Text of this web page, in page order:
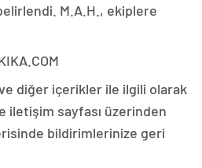
M.A.H., ekiplere
diğer içerikler ile ilgili olarak
iletişim sayfası üzerinden
bildirimlerinize geri